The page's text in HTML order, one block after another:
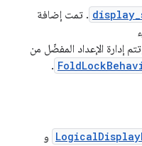
. تمت إضافة
إدارة الإعداد المفضّل من
.
و